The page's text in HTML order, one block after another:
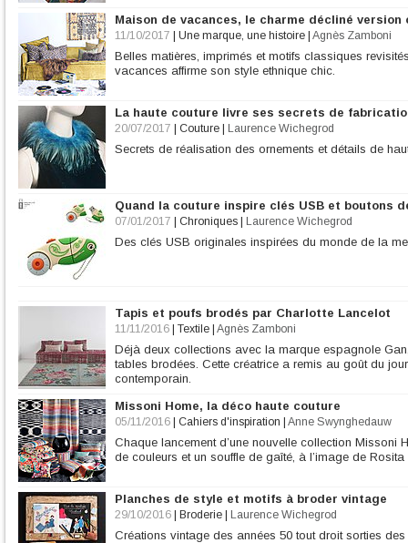
Maison de vacances, le charme décliné version
11/10/2017 Une marque, une histoire Agnès Zamboni
Belles matières, imprimés et motifs classiques
vacances affirme son style ethnique chic.
La haute couture livre ses secrets de
20/07/2017 Couture Laurence Wichegrod
Secrets de réalisation des ornements et détails de
Quand la couture inspire clés USB et boutons
07/01/2017 Chroniques Laurence Wichegrod
Des clés USB originales inspirées du monde de la
Tapis et poufs brodés par Charlotte Lancelot
11/11/2016 Textile Agnès Zamboni
Déjà deux collections avec la marque espagnole
tables brodées. Cette créatrice a remis au goût du
contemporain.
Missoni Home, la déco haute couture
05/11/2016 Cahiers d'inspiration Anne Swynghedauw
Chaque lancement d’une nouvelle collection Missoni
de couleurs et un souffle de gaîté, à l’image de
Planches de style et motifs à broder vintage
29/10/2016 Broderie Laurence Wichegrod
Créations vintage des années 50 tout droit sorties